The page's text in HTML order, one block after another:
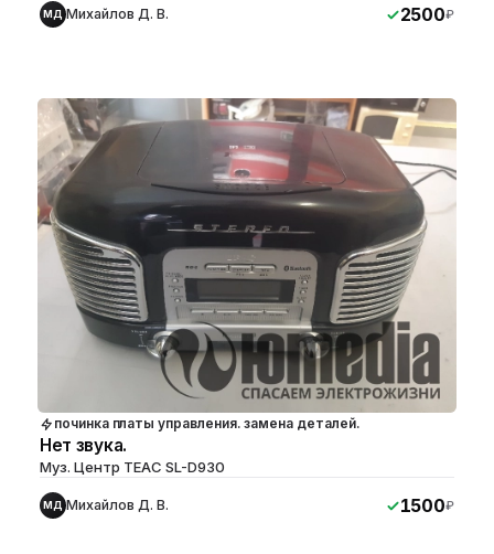
МД Михайлов Д. В. 2500₽
починка платы управления. замена деталей.
Нет звука.
Муз. Центр TEAC SL-D930
МД Михайлов Д. В. 1500₽